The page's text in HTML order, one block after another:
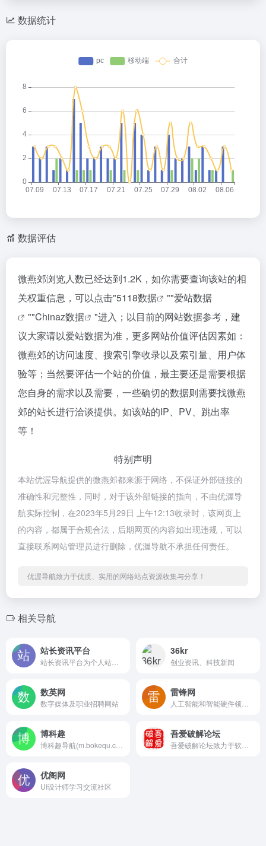
数据统计
数据评估
微燕郊浏览人数已经达到1.2K，如你需要查询该站的相
关权重信息，可以点击"5118数据 ""爱站数据
""Chinaz数据
"进入；以目前的网站数据参考，建
议大家请以爱站数据为准，更多网站价值评估因素如：
微燕郊的访问速度、搜索引擎收录以及索引量、用户体
验等；当然要评估一个站的价值，最主要还是需要根据
您自身的需求以及需要，一些确切的数据则需要找微燕
郊的站长进行洽谈提供。如该站的IP、PV、跳出率
等！
特别声明
本站优渥导航提供的微燕郊都来源于网络，不保证外部链接的
准确性和完整性，同时，对于该外部链接的指向，不由优渥导
航实际控制，在2023年5月29日 上午12:13收录时，该网页上
的内容，都属于合规合法，后期网页的内容如出现违规，可以
直接联系网站管理员进行删除，优渥导航不承担任何责任。
优渥导航致力于优质、实用的网络站点资源收集与分享！
相关导航
站长资讯平台 36kr
创业资讯、科技新闻
数英网
数字媒体及职业招聘网站
雷锋网
博科趣 吾爱破解论坛
优阁网
UI设计师学习交流社区